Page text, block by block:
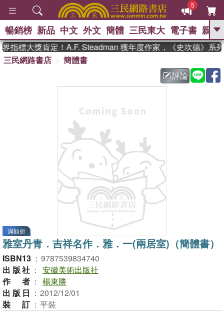
5
GO
父親節 、 如果歷
暑期推薦 、 國際布克
偉大的迷走神經
暢銷榜 新品 中文 外文 簡體 三民東大 電子書 親子
指標大獎肯定！A.F. Steadman 獲年度作家，《史坎德》系列
三民網路書店
簡體書
評論
滿額折
雅室丹青．吉祥名作．雅．一(兩居室)（簡體書）
ISBN13 ： 9787539834740
出版社 ： 安徽美術出版社
作者 ： 楊東勝
出版日 ： 2012/12/01
裝訂 ： 平裝